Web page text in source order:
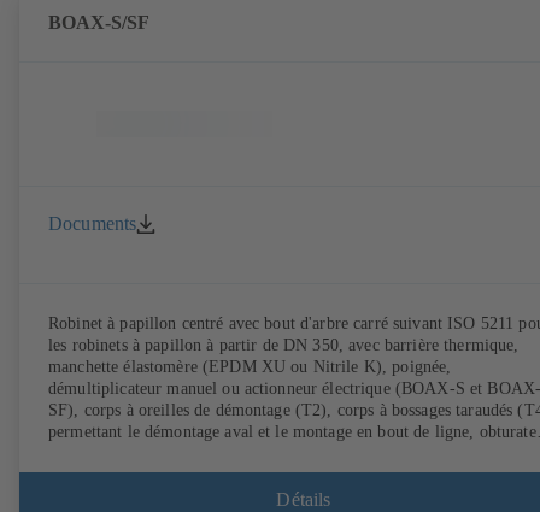
BOAX-S/SF
Documents
Robinet à papillon centré avec bout d'arbre carré suivant ISO 5211
les robinets à papillon à partir de DN 350, avec barrière thermique,
manchette élastomère (EPDM XU ou Nitrile K), poignée,
démultiplicateur manuel ou actionneur électrique (BOAX-S et
SF), corps à oreilles de démontage (T2), corps à bossages taraudés
permettant le démontage aval et le montage en bout de ligne,
Détails